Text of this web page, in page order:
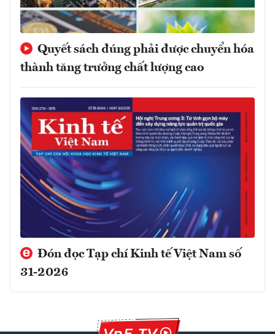
Quyết sách đúng phải được chuyển hóa
thành tăng trưởng chất lượng cao
Đón đọc Tạp chí Kinh tế Việt Nam số
31-2026